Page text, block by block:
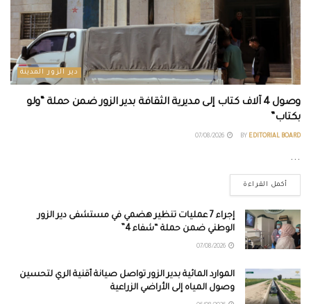
دير الزور المدينة
وصول 4 آلاف كتاب إلى مديرية الثقافة بدير الزور ضمن حملة “ولو
بكتاب”
BY EDITORIAL BOARD
...
أكمل القراءة
إجراء 7 عمليات تنظير هضمي في مستشفى دير الزور
الوطني ضمن حملة “شفاء 4”
الموارد المائية بدير الزور تواصل صيانة أقنية الري لتحسين
وصول المياه إلى الأراضي الزراعية